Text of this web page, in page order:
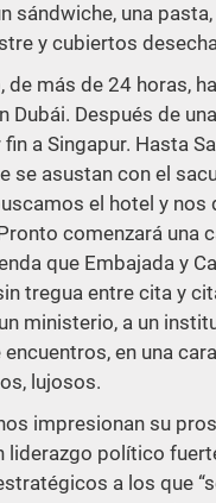
sándwiche, una
y cubiertos
de más de 24 horas,
Dubái. Después de
a Singapur. Hasta
se asustan con el
el hotel y nos
comenzará una
que Embajada y
tregua entre cita y
ministerio, a un
en una
lujosos.
impresionan su
liderazgo político
a los que